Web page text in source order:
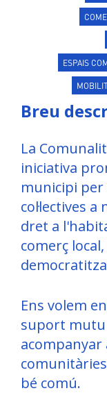
ESPAIS
Breu
La
iniciativa
municipi
col·lectives
dret a
comerç
Ens volem
suport
bé comú.